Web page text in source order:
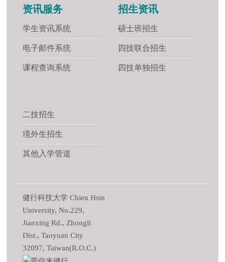
资讯服务
学生资讯系统
电子邮件系统
课程查询系统
招生资讯
硕士班招生
四技联合招生
四技单独招生
二技招生
境外生招生
其他入学管道
健行科技大学 Chien Hsin
University, No.229,
Jianxing Rd., Zhongli
Dist., Taoyuan City
32097, Taiwan(R.O.C.)